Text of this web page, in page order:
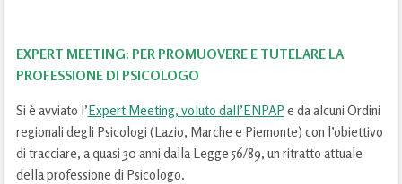
​EXPERT MEETING: PER PROMUOVERE E TUTELARE LA
PROFESSIONE DI PSICOLOGO​
Si è avviato l’Expert Meeting, voluto dall’ENPAP e da alcuni Ordini
regionali degli Psicologi (Lazio, Marche e Piemonte) con l’obiettivo
di tracciare, a quasi 30 anni dalla Legge 56/89, un ritratto attuale
della professione di Psicologo.